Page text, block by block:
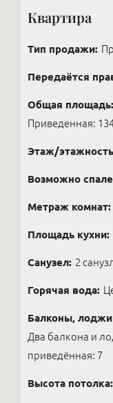
Квартира
Тип продажи:
Передаётся
Общая площадь:
Приведенная:
Этаж/
Возможно
Метраж комнат:
Площадь кухни:
Санузел: 2
Горячая вода:
Балконы,
Два балкона и
приведённая: 7
Высота потолка: